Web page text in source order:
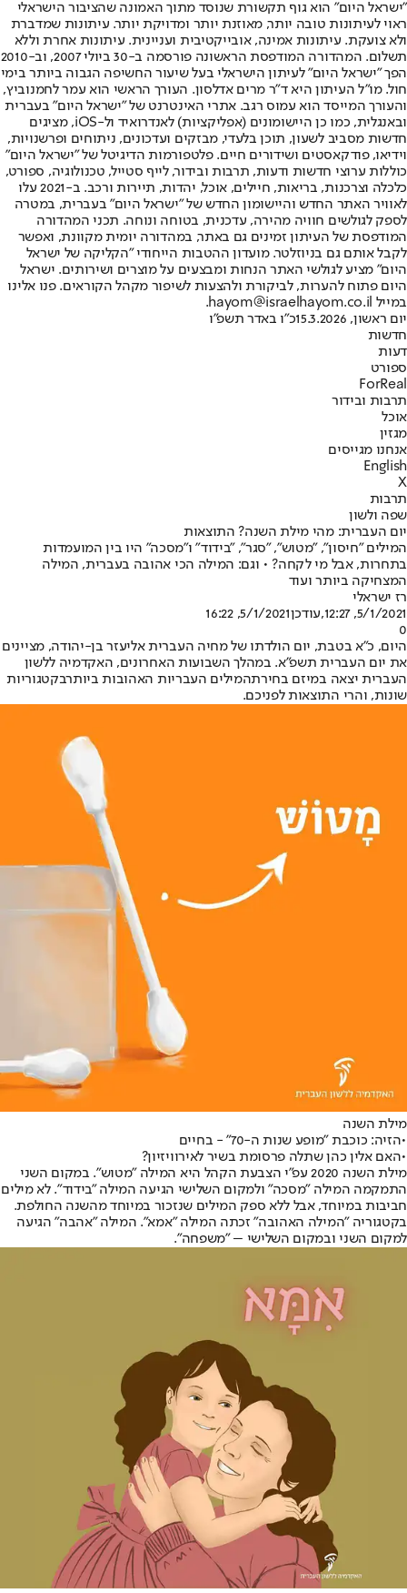
"ישראל היום" הוא גוף תקשורת שנוסד מתוך האמונה שהציבור הישראלי
ראוי לעיתונות טובה יותר, מאוזנת יותר ומדויקת יותר. עיתונות שמדברת
ולא צועקת. עיתונות אמינה, אובייקטיבית ועניינית. עיתונות אחרת וללא
תשלום. המהדורה המודפסת הראשונה פורסמה ב-30 ביולי 2007, וב-2010
הפך "ישראל היום" לעיתון הישראלי בעל שיעור החשיפה הגבוה ביותר בימי
חול. מו"ל העיתון היא ד"ר מרים אדלסון. העורך הראשי הוא עמר לחמנוביץ,
והעורך המייסד הוא עמוס רגב. אתרי האינטרנט של "ישראל היום" בעברית
ובאנגלית, כמו כן היישומונים (אפליקציות) לאנדרואיד ול-iOS, מציגים
חדשות מסביב לשעון, תוכן בלעדי, מבזקים ועדכונים, ניתוחים ופרשנויות,
וידיאו, פודקאסטים ושידורים חיים. פלטפורמות הדיגיטל של "ישראל היום"
כוללות ערוצי חדשות ודעות, תרבות ובידור, לייף סטייל, טכנולוגיה, ספורט,
כלכלה וצרכנות, בריאות, חיילים, אוכל, יהדות, תיירות ורכב. ב-2021 עלו
לאוויר האתר החדש והיישומון החדש של "ישראל היום" בעברית, במטרה
לספק לגולשים חוויה מהירה, עדכנית, בטוחה ונוחה. תכני המהדורה
המודפסת של העיתון זמינים גם באתר, במהדורה יומית מקוונת, ואפשר
לקבל אותם גם בניוזלטר. מועדון ההטבות הייחודי "הקליקה של ישראל
היום" מציע לגולשי האתר הנחות ומבצעים על מוצרים ושירותים. ישראל
היום פתוח להערות, לביקורת ולהצעות לשיפור מקהל הקוראים. פנו אלינו
במייל hayom@israelhayom.co.il.
יום ראשון, 15.3.2026
כ"ו באדר תשפ"ו
חדשות
דעות
ספורט
ForReal
תרבות ובידור
אוכל
מגזין
אנחנו מגייסים
English
X
תרבות
שפה ולשון
יום העברית: מהי מילת השנה? התוצאות
המילים "חיסון", "מטוש", "סגר", "בידוד" ו"מסכה" היו בין המועמדות
בתחרות, אבל מי לקחה? • וגם: המילה הכי אהובה בעברית, המילה
המצחיקה ביותר ועוד
רז ישראלי
5/1/2021, 12:27
,עודכן5/1/2021, 16:22
0
היום, כ"א בטבת, יום הולדתו של מחיה העברית אליעזר בן-יהודה, מציינים
את יום העברית תשפ"א. במהלך השבועות האחרונים, האקדמיה ללשון
העברית יצאה במיזם בחירתהמילים העבריות האהובות ביותרבקטגוריות
שונות, והרי התוצאות לפניכם.
מילת השנה
•הזיה: כוכבת "מופע שנות ה-70" - בחיים
•האם אלין כהן שתלה פרסומת בשיר לאירוויזיון?
מילת השנה 2020 עפ"י הצבעת הקהל היא המילה "מטוש". במקום השני
התמקמה המילה "מסכה" ולמקום השלישי הגיעה המילה "בידוד". לא מילים
חביבות במיוחד, אבל ללא ספק המילים שנזכור במיוחד מהשנה החולפת.
בקטגוריה "המילה האהובה" זכתה המילה "אמא". המילה "אהבה" הגיעה
למקום השני ובמקום השלישי – "משפחה".